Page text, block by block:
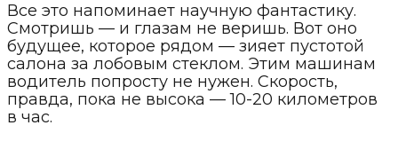
Все это напоминает научную фантастику.
Смотришь — и глазам не веришь. Вот оно
будущее, которое рядом — зияет пустотой
салона за лобовым стеклом. Этим машинам
водитель попросту не нужен. Скорость,
правда, пока не высока — 10-20 километров
в час.